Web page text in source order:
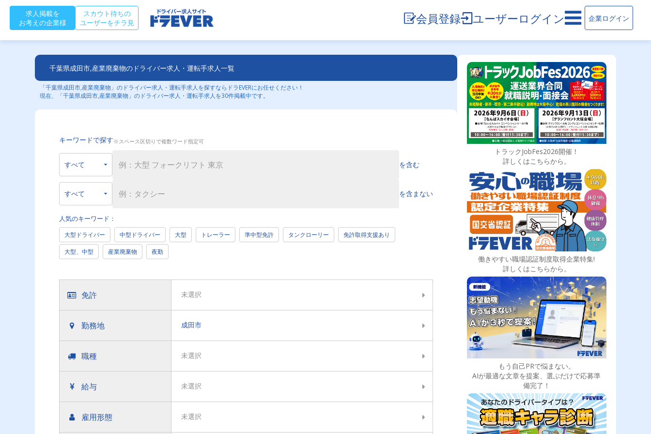
求人掲載を
お考えの企業様
スカウト待ちの
ユーザーをチラ見
会員登録 ユーザーログイン 企業ログイン
千葉県成田市,産業廃棄物のドライバー求人・運転手求人一覧
「千葉県成田市,産業廃棄物」のドライバー求人・運転手求人を探すならドラEVERにお任せください！
現在、「千葉県成田市,産業廃棄物」のドライバー求人・運転手求人を30件掲載中です。
キーワードで探す※スペース区切りで複数ワード指定可
を含む
を含まない
人気のキーワード：
大型ドライバー 中型ドライバー 大型 トレーラー 準中型免許 タンクローリー 免許取得支援あり
大型、中型 産業廃棄物 夜勤
免許 未選択
勤務地 成田市
職種 未選択
給与 未選択
雇用形態 未選択
トラックJobFes2026開催！
詳しくはこちらから。
働きやすい職場認証制度取得企業特集!
詳しくはこちらから。
もう自己PRで悩まない。
AIが最適な文章を提案、選ぶだけで応募準
備完了！